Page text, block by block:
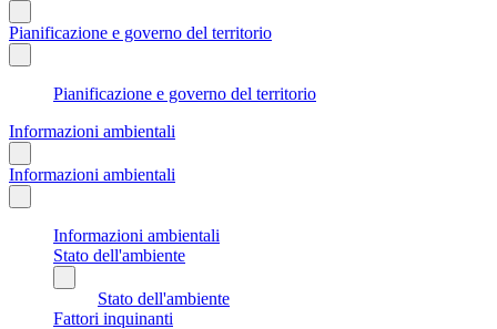
Pianificazione e governo del territorio
Pianificazione e governo del territorio
Informazioni ambientali
Informazioni ambientali
Informazioni ambientali
Stato dell'ambiente
Stato dell'ambiente
Fattori inquinanti